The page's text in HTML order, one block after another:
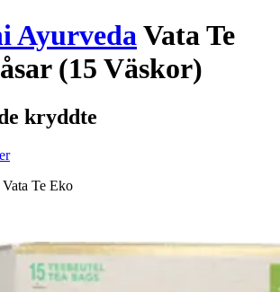
AyurvedaVata Te
(15 Väskor)
kryddte
Te Eko